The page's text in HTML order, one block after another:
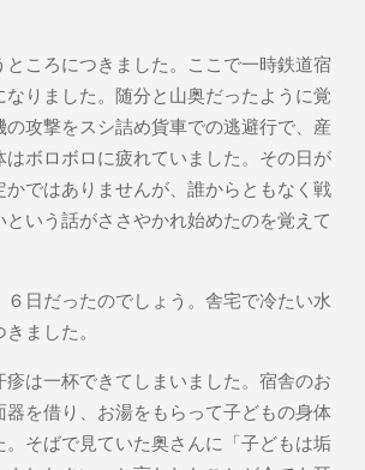
ころにつきました。ここで一時鉄道宿
りました。随分と山奥だったように覚
の攻撃をスシ詰め貨車での逃避行で、産
ボロボロに疲れていました。その日が
ではありませんが、誰からともなく戦
いう話がささやかれ始めたのを覚えて
日だったのでしょう。舎宅で冷たい水
ました。
は一杯できてしまいました。宿舎のお
器を借り、お湯をもらって子どもの身体
。そばで見ていた奥さんに「子どもは垢